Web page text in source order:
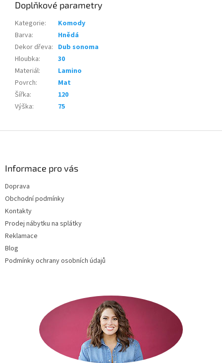
Doplňkové parametry
Kategorie:
Komody
Barva:
Hnědá
Dekor dřeva: Dub sonoma
Hloubka:
30
Materiál:
Lamino
Povrch:
Mat
Šířka:
120
Výška: 75
Informace pro vás
Doprava
Obchodní podmínky
Kontakty
Prodej nábytku na splátky
Reklamace
Blog
Podmínky ochrany osobních údajů